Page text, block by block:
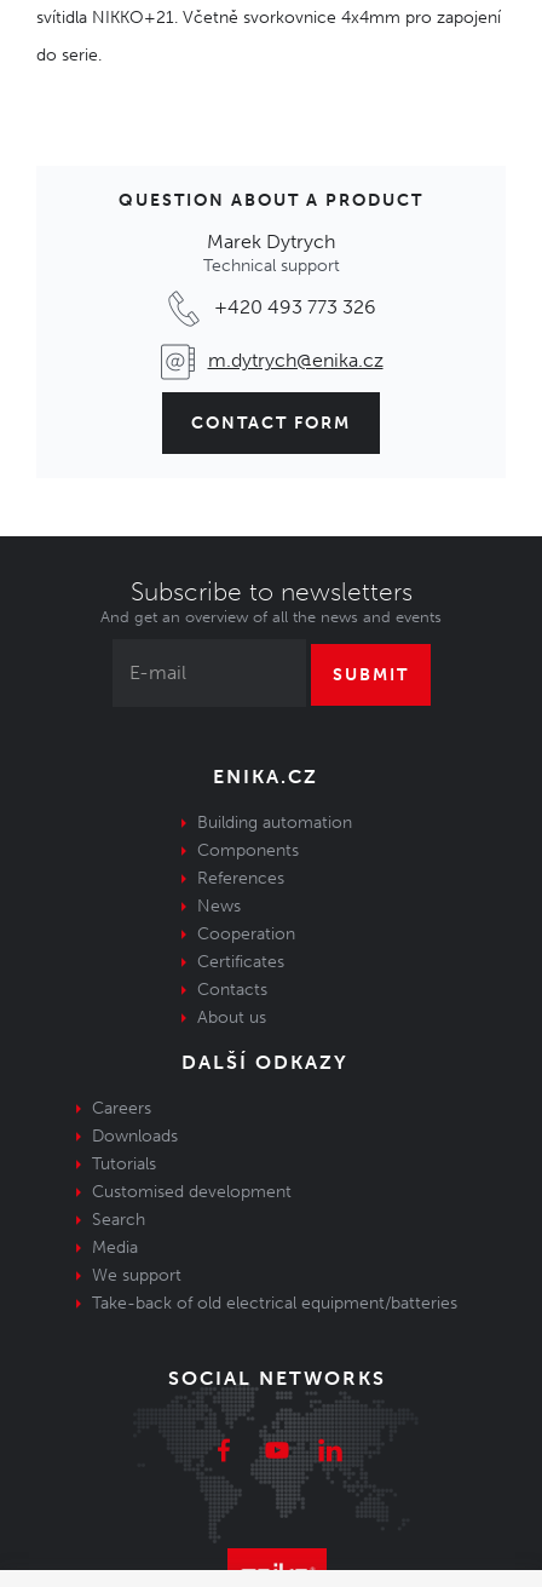
svítidla NIKKO+21. Včetně svorkovnice 4x4mm pro zapojení
do serie.
QUESTION ABOUT A PRODUCT
Marek Dytrych
Technical support
+420 493 773 326
m.dytrych@enika.cz
CONTACT FORM
Subscribe to newsletters
And get an overview of all the news and events
SUBMIT
ENIKA.CZ
Building automation
Components
References
News
Cooperation
Certificates
Contacts
About us
DALŠÍ ODKAZY
Careers
Downloads
Tutorials
Customised development
Search
Media
We support
Take-back of old electrical equipment/batteries
SOCIAL NETWORKS